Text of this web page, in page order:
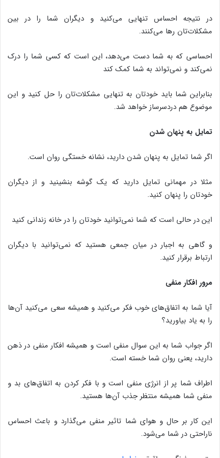
در نتیجه احساس تنهایی می‌کنید و دیگران شما را در بین
مشکلات‌تان رها می‌کنند.
احساسی که به شما دست می‌دهد، این است که کسی شما را درک
نمی‌کند و نمی‌تواند به شما کمک کند
بنابراین شما باید خودتان به تنهایی مشکلات‌تان را حل کنید و این
موضوع هم دردسرساز خواهد شد.
تمایل به پنهان شدن
اگر شما تمایل به پنهان شدن دارید، نشانه خستگی روان است.
مثلا در مهمانی تمایل دارید که یک گوشه بنشینید و از دیگران
خودتان را پنهان کنید.
این در حالی است که شما نمی‌توانید خودتان را در خانه زندانی کنید
و گاهی به اجبار در میان جمعی هستید که نمی‌توانید با دیگران
ارتباط برقرار کنید.
مرور افکار منفی
آیا شما به اتفاق‌های خوب فکر می‌کنید و همیشه سعی می‌کنید آن‌ها
را به یاد بیاورید؟
اگر جواب شما به این سوال منفی است و همیشه افکار منفی در ذهن
دارید، یعنی روان شما خسته است.
اطراف شما پر از انرژی منفی است و با فکر کردن به اتفاق‌های بد و
منفی شما همیشه منتظر جذب آن‌ها هستید.
این کار بر حال و هوای شما تاثیر منفی می‌گذارد و باعث احساس
ناراحتی در شما می‌شود.